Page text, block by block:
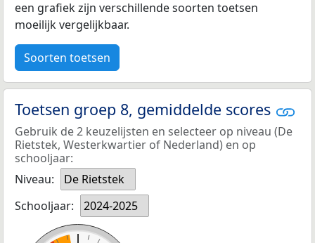
een grafiek zijn verschillende soorten toetsen
moeilijk vergelijkbaar.
Soorten toetsen
Toetsen groep 8, gemiddelde scores
Gebruik de 2 keuzelijsten en selecteer op niveau (De
Rietstek, Westerkwartier of Nederland) en op
schooljaar:
Niveau:
De Rietstek
Schooljaar:
2024-2025